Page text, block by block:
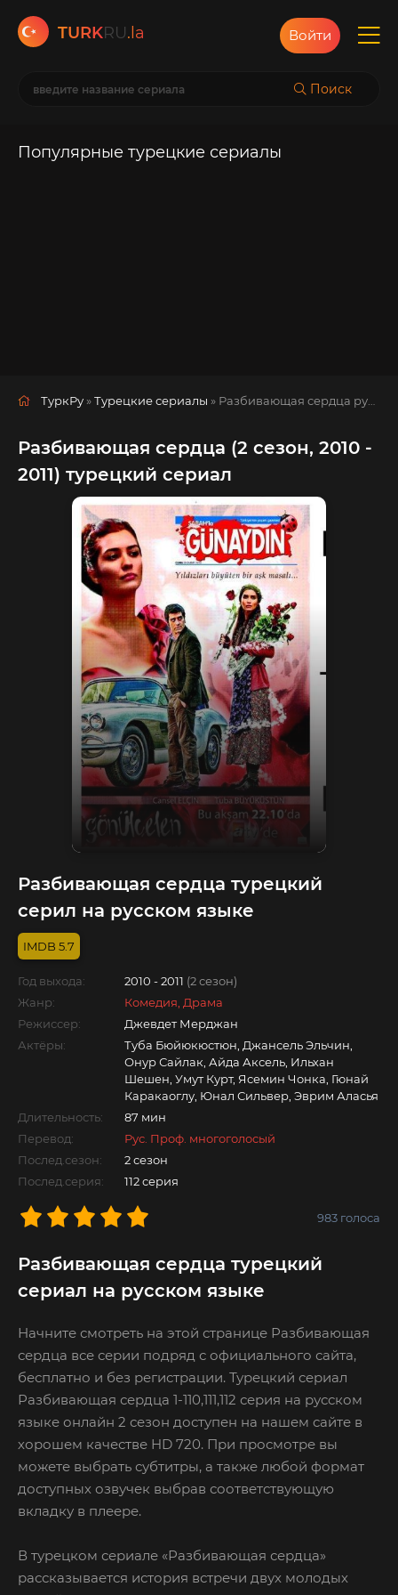
TURKRU.la
Поиск
Войти
Популярные турецкие сериалы
ТуркРу »Турецкие сериалы » Разбивающая сердца русская озвучка смотреть полностью онлайн!
Разбивающая сердца (2 сезон, 2010 -
2011) турецкий сериал
Разбивающая сердца турецкий
серил на русском языке
5.7
Год выхода: 2010 - 2011 (2 сезон)
Жанр:
Комедия, Драма
Режиссер:
Джевдет Мерджан
Актёры:
Туба Бюйюкюстюн, Джансель Эльчин,
Онур Сайлак, Айда Аксель, Ильхан
Шешен, Умут Курт, Ясемин Чонка, Гюнай
Каракаоглу, Юнал Сильвер, Эврим Аласья
Длительность:
87 мин
Перевод:
Рус. Проф. многоголосый
Послед.сезон:
2 сезон
Послед.серия:
112 серия
983 голоса
Разбивающая сердца турецкий
сериал на русском языке
Начните смотреть на этой странице Разбивающая
сердца все серии подряд с официального сайта,
бесплатно и без регистрации. Турецкий сериал
Разбивающая сердца 1-110,111,112 серия на русском
языке онлайн 2 сезон доступен на нашем сайте в
хорошем качестве HD 720. При просмотре вы
можете выбрать субтитры, а также любой формат
доступных озвучек выбрав соответствующую
вкладку в плеере.
В турецком сериале «Разбивающая сердца»
рассказывается история встречи двух молодых